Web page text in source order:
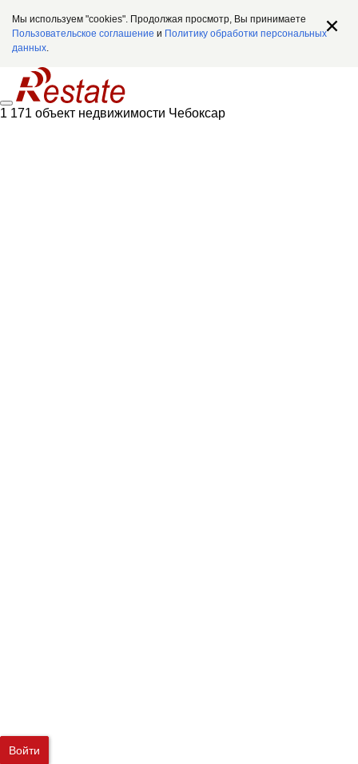
Мы используем "cookies". Продолжая просмотр, Вы принимаете
Пользовательское соглашение и Политику обработки персональных
данных.
1 171 объект недвижимости Чебоксар
Войти